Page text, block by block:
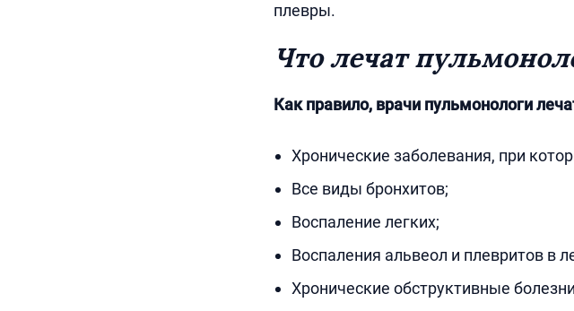
плевры.
Что лечат
Как правило, врачи пульмонологи
Хронические заболевания, при
Все виды бронхитов;
Воспаление легких;
Воспаления альвеол и плевритов в
Хронические обструктивные